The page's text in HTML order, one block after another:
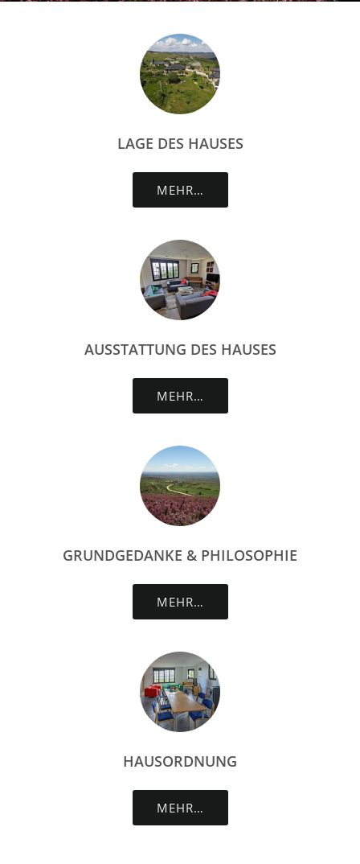
LAGE DES HAUSES
MEHR…
AUSSTATTUNG DES HAUSES
MEHR…
GRUNDGEDANKE & PHILOSOPHIE
MEHR…
HAUSORDNUNG
MEHR…